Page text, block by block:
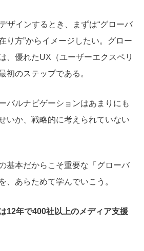
ザインするとき、まずは“グローバ
り方”からイメージしたい。グロー
、優れたUX（ユーザーエクスペリ
初のステップである。
バルナビゲーションはあまりにも
いか、戦略的に考えられていない
基本だからこそ重要な「グローバ
、あらためて学んでいこう。
12年で400社以上のメディア支援